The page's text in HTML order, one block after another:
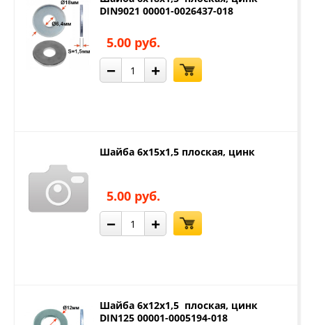
DIN9021 00001-0026437-018
5.00 руб.
− +
Шайба 6х15х1,5 плоская, цинк
5.00 руб.
− +
Шайба 6х12х1,5 плоская, цинк
DIN125 00001-0005194-018